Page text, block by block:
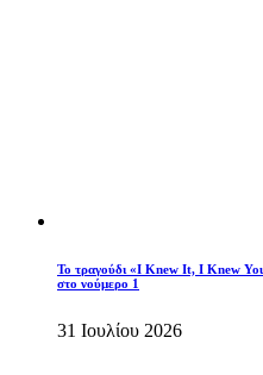
Το τραγούδι «I Knew It, I Knew
στο νούμερο 1
31 Ιουλίου 2026